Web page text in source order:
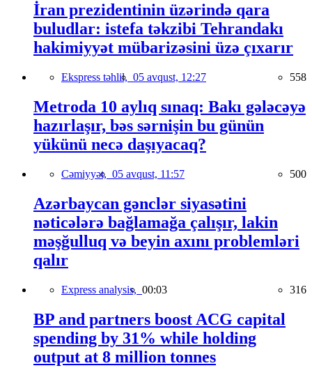
İran prezidentinin üzərində qara
buludlar: istefa təkzibi Tehrandakı
hakimiyyət mübarizəsini üzə çıxarır
Ekspress təhlil, 05 avqust, 12:27 558
Metroda 10 aylıq sınaq: Bakı gələcəyə
hazırlaşır, bəs sərnişin bu günün
yükünü necə daşıyacaq?
Cəmiyyət, 05 avqust, 11:57 500
Azərbaycan gənclər siyasətini
nəticələrə bağlamağa çalışır, lakin
məşğulluq və beyin axını problemləri
qalır
Express analysis, 00:03 316
BP and partners boost ACG capital
spending by 31% while holding
output at 8 million tonnes